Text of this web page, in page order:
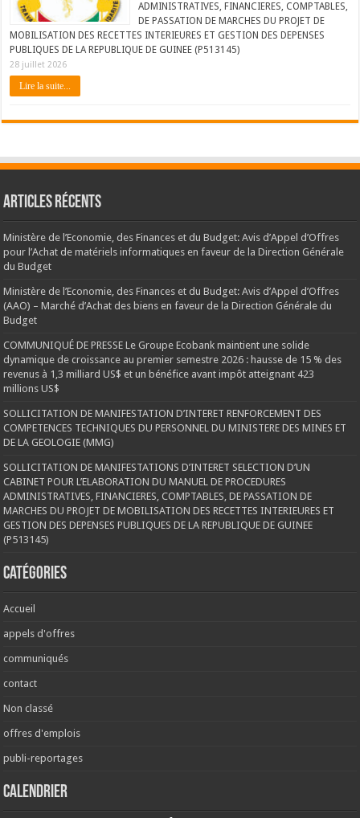
ADMINISTRATIVES, FINANCIERES, COMPTABLES,
DE PASSATION DE MARCHES DU PROJET DE
MOBILISATION DES RECETTES INTERIEURES ET GESTION DES DEPENSES
PUBLIQUES DE LA REPUBLIQUE DE GUINEE (P513145)
28 juillet 2026
Lire la suite...
Articles récents
Ministère de l’Economie, des Finances et du Budget: Avis d’Appel d’Offres
pour l’Achat de matériels informatiques en faveur de la Direction Générale
du Budget
Ministère de l’Economie, des Finances et du Budget: Avis d’Appel d’Offres
(AAO) – Marché d’Achat des biens en faveur de la Direction Générale du
Budget
COMMUNIQUÉ DE PRESSE Le Groupe Ecobank maintient une solide
dynamique de croissance au premier semestre 2026 : hausse de 15 % des
revenus à 1,3 milliard US$ et un bénéfice avant impôt atteignant 423
millions US$
SOLLICITATION DE MANIFESTATION D’INTERET RENFORCEMENT DES
COMPETENCES TECHNIQUES DU PERSONNEL DU MINISTERE DES MINES ET
DE LA GEOLOGIE (MMG)
SOLLICITATION DE MANIFESTATIONS D’INTERET SELECTION D’UN
CABINET POUR L’ELABORATION DU MANUEL DE PROCEDURES
ADMINISTRATIVES, FINANCIERES, COMPTABLES, DE PASSATION DE
MARCHES DU PROJET DE MOBILISATION DES RECETTES INTERIEURES ET
GESTION DES DEPENSES PUBLIQUES DE LA REPUBLIQUE DE GUINEE
(P513145)
Catégories
Accueil
appels d'offres
communiqués
contact
Non classé
offres d'emplois
publi-reportages
Calendrier